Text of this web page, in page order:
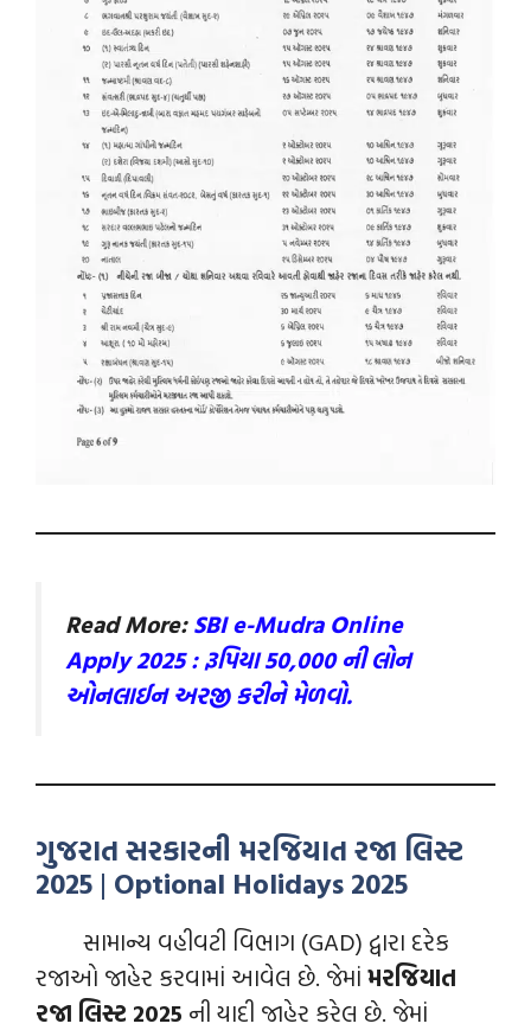
Read More:SBI e-Mudra Online
Apply 2025 : રૂપિયા 50,000 ની લોન
ઓનલાઈન અરજી કરીને મેળવો.
ગુજરાત સરકારની મરજિયાત રજા લિસ્ટ
2025 | Optional Holidays 2025
સામાન્ય વહીવટી વિભાગ (GAD) દ્વારા દરેક
રજાઓ જાહેર કરવામાં આવેલ છે. જેમાં મરજિયાત
રજા લિસ્ટ 2025 ની યાદી જાહેર કરેલ છે. જેમાં